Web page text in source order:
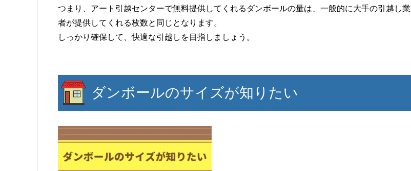
つまり、アート引越センターで無料提供してくれるダンボールの量は、一般的に大手の引越し業
者が提供してくれる枚数と同じとなります。
しっかり確保して、快適な引越しを目指しましょう。
ダンボールのサイズが知りたい